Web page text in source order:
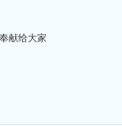
献给大家